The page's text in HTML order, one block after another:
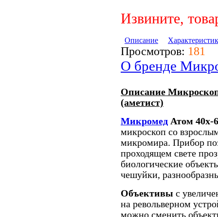
Извините,
Описание
Просмотров: 181
О бренде
Описание
(аметист)
Микромед Атом 40x-
микроскоп со
микромира. Прибор
проходящем свете
биологические
чешуйки,
Объективы с
на револьверном
можно сменить